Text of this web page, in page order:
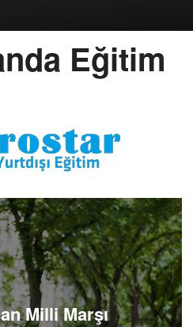
Eğitim
Milli Marşı